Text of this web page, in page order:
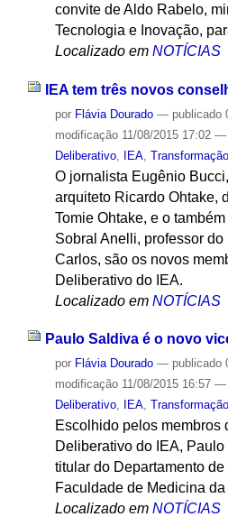
convite de Aldo Rabelo,
Tecnologia e Inovação,
Localizado em NOTÍCIAS
IEA tem três novos
por Flávia Dourado — publicado
modificação11/08/2015 17:02 —
Deliberativo, IEA, Transformação
O jornalista Eugênio
arquiteto Ricardo Ohtake,
Tomie Ohtake, e o
Sobral Anelli, professor
Carlos, são os novos
Deliberativo do IEA.
Localizado em NOTÍCIAS
Paulo Saldiva é o novo
por Flávia Dourado — publicado
modificação11/08/2015 16:57 —
Deliberativo, IEA, Transformação
Escolhido pelos membros
Deliberativo do IEA,
titular do Departamento
Faculdade de Medicina da
Localizado em NOTÍCIAS